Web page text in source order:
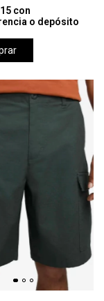
con
o depósito